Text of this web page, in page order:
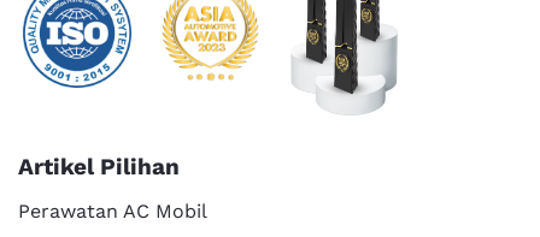
Artikel Pilihan
Perawatan AC Mobil